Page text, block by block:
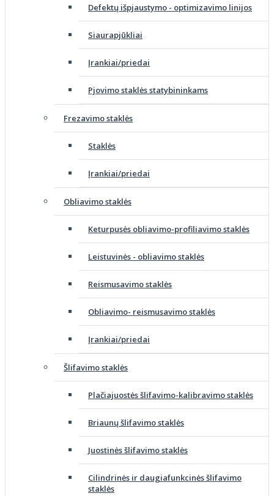
Defektų išpjaustymo - optimizavimo linijos
Siaurapjūkliai
Įrankiai/priedai
Pjovimo staklės statybininkams
Frezavimo staklės
Staklės
Įrankiai/priedai
Obliavimo staklės
Keturpusės obliavimo-profiliavimo staklės
Leistuvinės - obliavimo staklės
Reismusavimo staklės
Obliavimo- reismusavimo staklės
Įrankiai/priedai
Šlifavimo staklės
Plačiajuostės šlifavimo-kalibravimo staklės
Briaunų šlifavimo staklės
Juostinės šlifavimo staklės
Cilindrinės ir daugiafunkcinės šlifavimo
staklės